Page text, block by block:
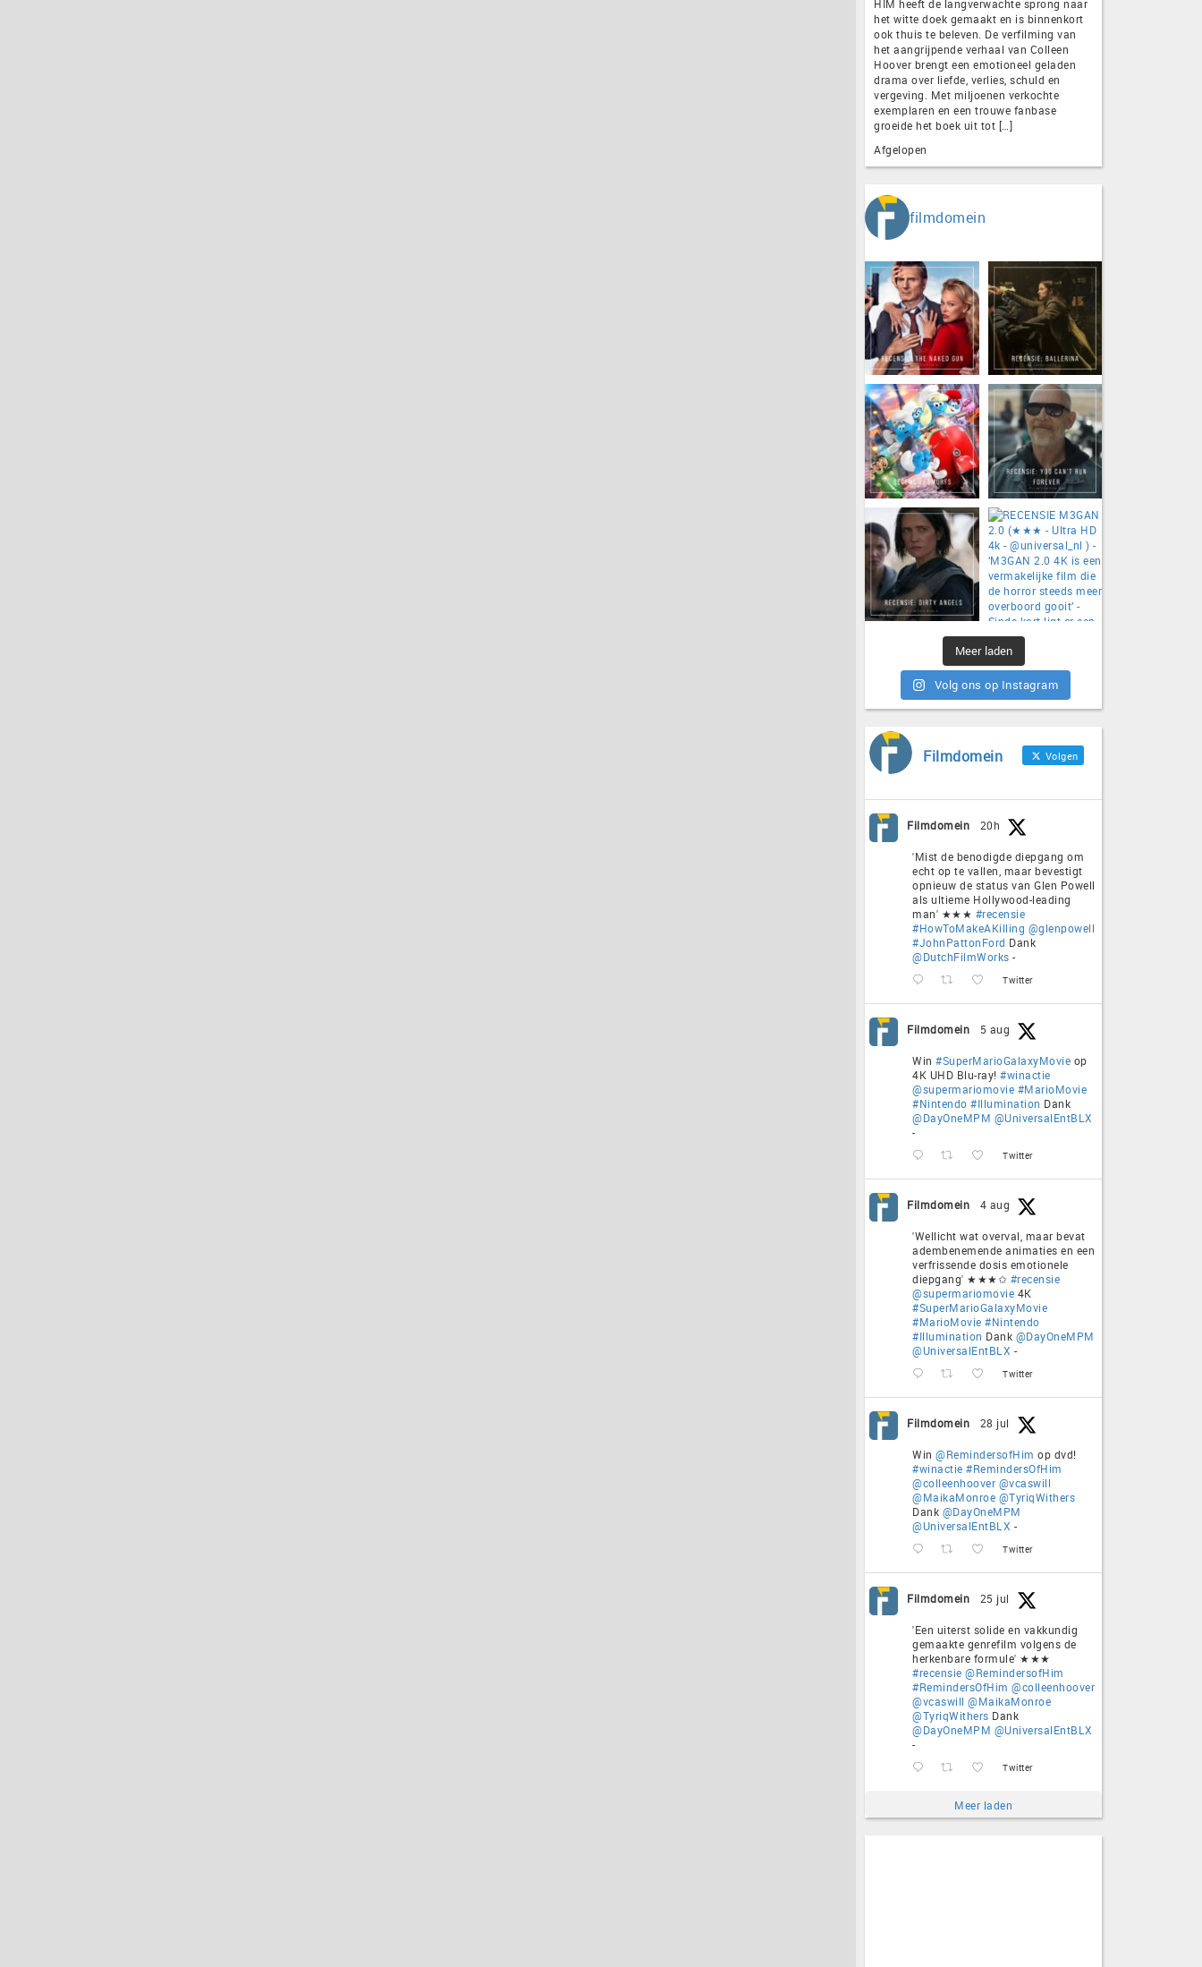
HIM heeft de langverwachte sprong naar
het witte doek gemaakt en is binnenkort
ook thuis te beleven. De verfilming van
het aangrijpende verhaal van Colleen
Hoover brengt een emotioneel geladen
drama over liefde, verlies, schuld en
vergeving. Met miljoenen verkochte
exemplaren en een trouwe fanbase
groeide het boek uit tot […]
Afgelopen
filmdomein
Meer laden
Volg ons op Instagram
Filmdomein Volgen
Filmdomein 20h
'Mist de benodigde diepgang om
echt op te vallen, maar bevestigt
opnieuw de status van Glen Powell
als ultieme Hollywood-leading
man' ★★★ #recensie
#HowToMakeAKilling @glenpowell
#JohnPattonFord Dank
@DutchFilmWorks -
Twitter
Filmdomein 5 aug
Win #SuperMarioGalaxyMovie op
4K UHD Blu-ray! #winactie
@supermariomovie #MarioMovie
#Nintendo #Illumination Dank
@DayOneMPM @UniversalEntBLX
-
Twitter
Filmdomein 4 aug
'Wellicht wat overval, maar bevat
adembenemende animaties en een
verfrissende dosis emotionele
diepgang' ★★★✩ #recensie
@supermariomovie 4K
#SuperMarioGalaxyMovie
#MarioMovie #Nintendo
#Illumination Dank @DayOneMPM
@UniversalEntBLX -
Twitter
Filmdomein 28 jul
Win @RemindersofHim op dvd!
#winactie #RemindersOfHim
@colleenhoover @vcaswill
@MaikaMonroe @TyriqWithers
Dank @DayOneMPM
@UniversalEntBLX -
Twitter
Filmdomein 25 jul
'Een uiterst solide en vakkundig
gemaakte genrefilm volgens de
herkenbare formule' ★★★
#recensie @RemindersofHim
#RemindersOfHim @colleenhoover
@vcaswill @MaikaMonroe
@TyriqWithers Dank
@DayOneMPM @UniversalEntBLX
-
Twitter
Meer laden